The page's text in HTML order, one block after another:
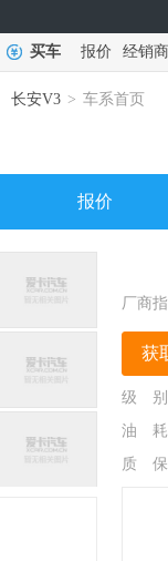
买车 报价 经销商
长安V3 > 车系首页
报价
厂商
获
级 别
油 耗
质 保